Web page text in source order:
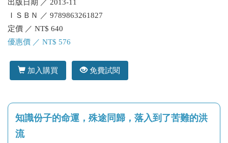
出版日期 ／ 2013-11
ＩＳＢＮ ／ 9789863261827
定價 ／ NT$ 640
優惠價 ／ NT$ 576
加入購買 免費試閱
知識份子的命運，殊途同歸，落入到了苦難的洪
流